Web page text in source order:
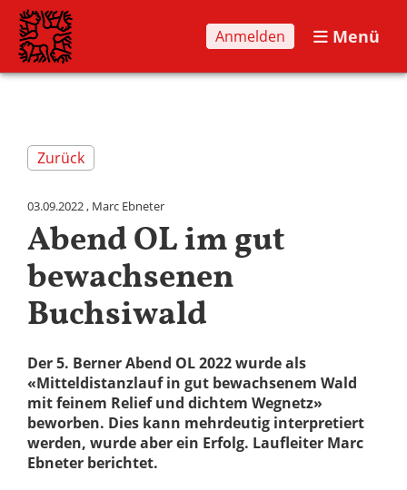
Anmelden Menü
Zurück
03.09.2022, Marc Ebneter
Abend OL im gut
bewachsenen
Buchsiwald
Der 5. Berner Abend OL 2022 wurde als
«Mitteldistanzlauf in gut bewachsenem Wald
mit feinem Relief und dichtem Wegnetz»
beworben. Dies kann mehrdeutig interpretiert
werden, wurde aber ein Erfolg. Laufleiter Marc
Ebneter berichtet.